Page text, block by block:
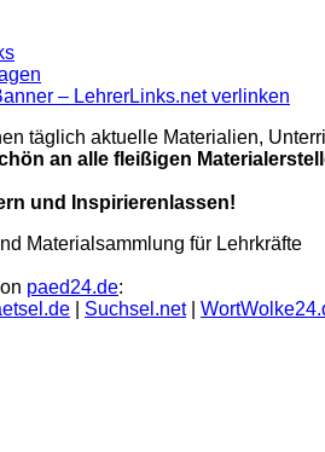
– LehrerLinks.net verlinken
täglich aktuelle Materialien,
an alle fleißigen
und Inspirierenlassen!
Materialsammlung für Lehrkräfte
paed24.de:
Suchsel.net|